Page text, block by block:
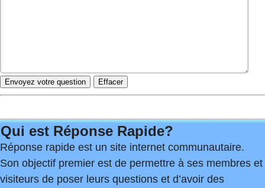
Qui est Réponse Rapide?
Réponse rapide est un site internet communautaire.
Son objectif premier est de permettre à ses membres et
visiteurs de poser leurs questions et d’avoir des